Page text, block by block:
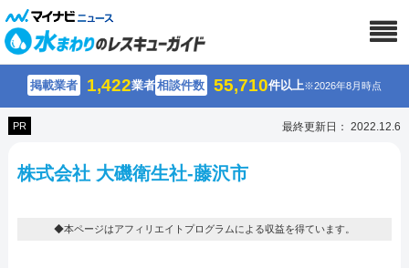
掲載業者 1,422業者相談件数 55,710件以上※2026年8月時点
PR 最終更新日： 2022.12.6
株式会社 大磯衛生社-藤沢市
◆本ページはアフィリエイトプログラムによる収益を得ています。